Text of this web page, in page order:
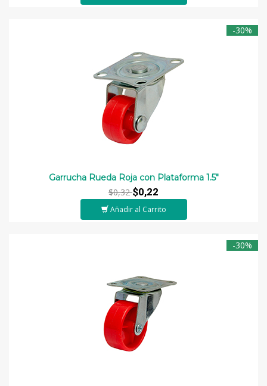
-30%
Garrucha Rueda Roja con Plataforma 1.5"
$0,32$0,22
Añadir al Carrito
-30%